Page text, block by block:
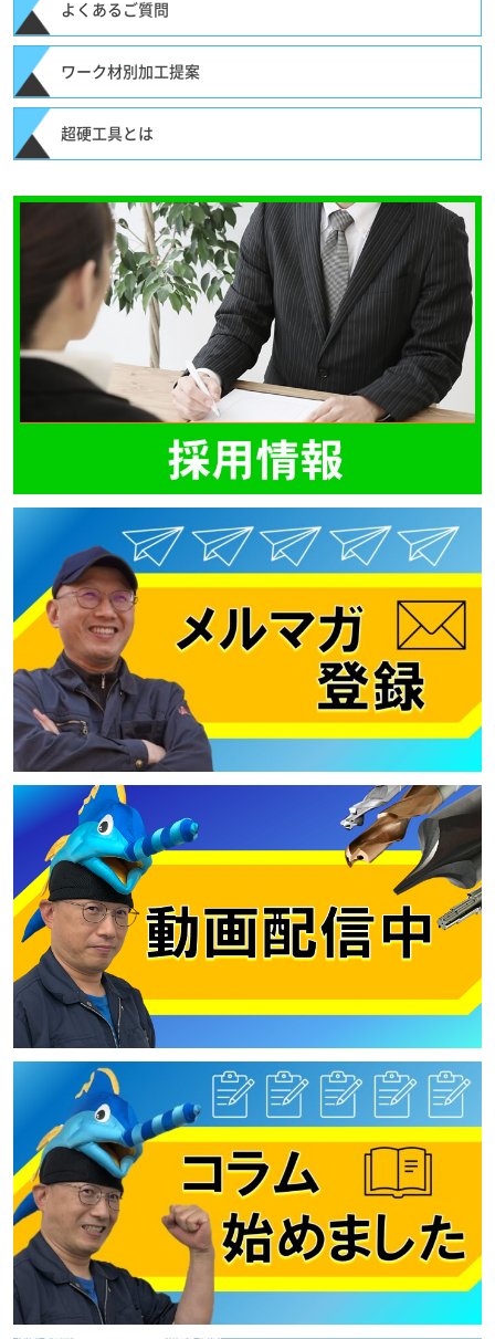
よくあるご質問
ワーク材別加工提案
超硬工具とは